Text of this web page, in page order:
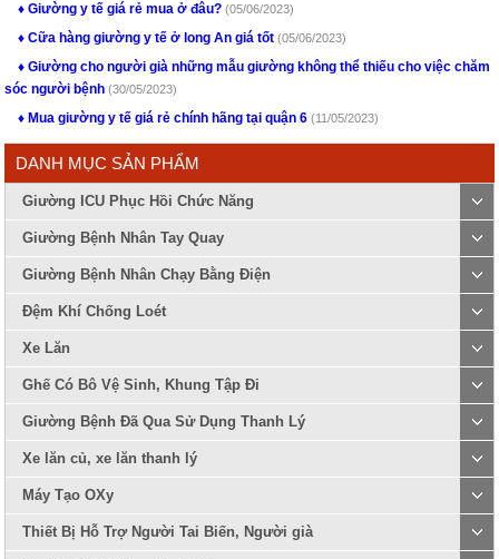
Giường y tế giá rẻ mua ở đâu?(05/06/2023)
Cữa hàng giường y tế ở long An giá tốt(05/06/2023)
Giường cho người già những mẫu giường không thể thiếu cho việc chăm
sóc người bệnh(30/05/2023)
Mua giường y tế giá rẻ chính hãng tại quận 6(11/05/2023)
DANH MỤC SẢN PHẨM
Giường ICU Phục Hồi Chức Năng
Giường Bệnh Nhân Tay Quay
Giường Bệnh Nhân Chạy Bằng Điện
Đệm Khí Chống Loét
Xe Lăn
Ghế Có Bô Vệ Sinh, Khung Tập Đi
Giường Bệnh Đã Qua Sử Dụng Thanh Lý
Xe lăn củ, xe lăn thanh lý
Máy Tạo OXy
Thiết Bị Hỗ Trợ Người Tai Biến, Người già